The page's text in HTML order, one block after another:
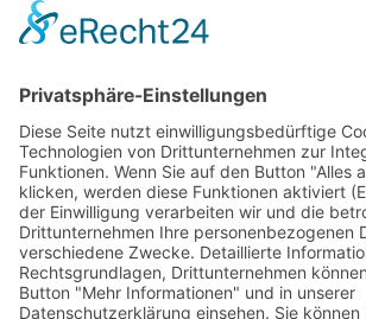
Personen
Nationale Kooperationen
L.E.V.
Nachlese
Soziales Engagement
Materialien und Links
Personen
Kontakt
ÖKOLOG/PILGRIM
Aktuelles
Materialien & Links